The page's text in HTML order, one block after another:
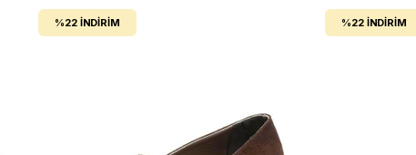
%22 İNDIRIM %22 İNDIRIM